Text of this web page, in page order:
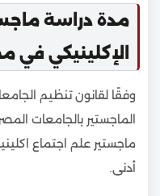
مدة دراسة
الإكلينيكي في
وفقًا لقانون تنظيم
الماجستير بالجامعات
ماجستير علم اجتماع
أدنى.